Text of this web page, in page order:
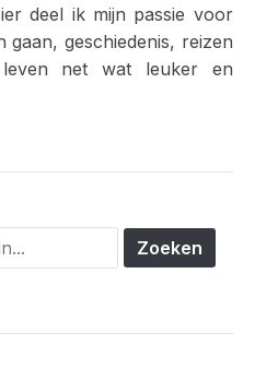
deel ik mijn passie voor
gaan, geschiedenis, reizen
net wat leuker en